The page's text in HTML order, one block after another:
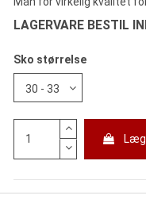
LAGERVARE BESTIL
Sko størrelse